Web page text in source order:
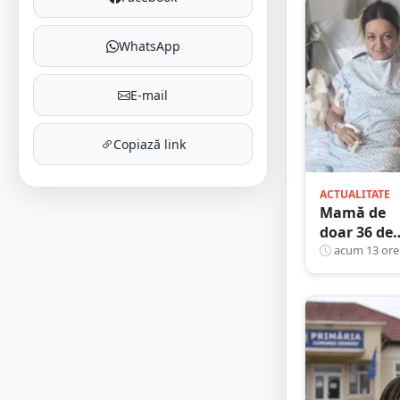
WhatsApp
E-mail
Copiază link
ACTUALITATE
Mamă de
doar 36 de
ani,
măcinată
cancer. Doi
copii luptă
cu
să își
mama:
o lăsați să
acum 13 ore